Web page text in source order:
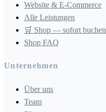
Website & E-Commerce
Alle Leistungen
🛒 Shop — sofort buchen
Shop FAQ
Unternehmen
Über uns
Team